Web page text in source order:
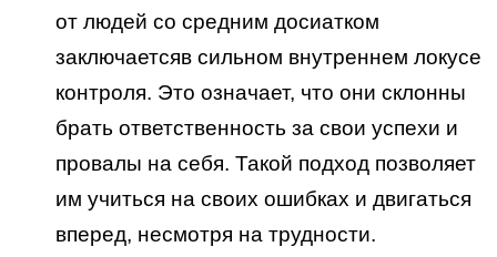
от людей со средним досиатком
заключаетсяв сильном внутреннем локусе
контроля. Это означает, что они склонны
брать ответственность за свои успехи и
провалы на себя. Такой подход позволяет
им учиться на своих ошибках и двигаться
вперед, несмотря на трудности.